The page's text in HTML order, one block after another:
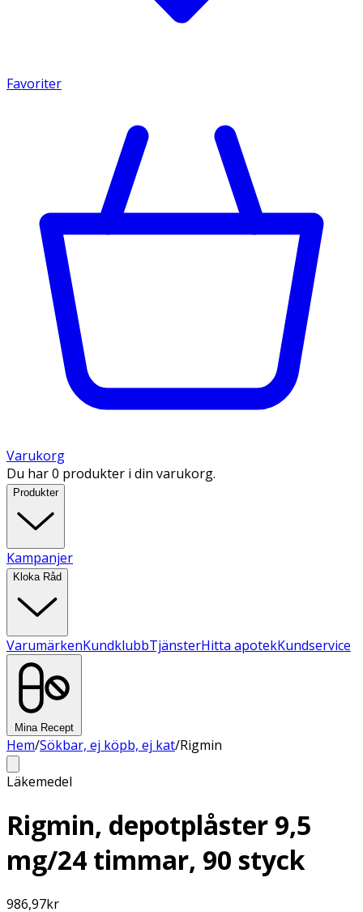
Favoriter
Varukorg
Du har 0 produkter i din varukorg.
Produkter
Kampanjer
Kloka Råd
VarumärkenKundklubbTjänsterHitta apotekKundservice
Mina Recept
Hem/Sökbar, ej köpb, ej kat/Rigmin
Läkemedel
Rigmin, depotplåster 9,5
mg/24 timmar, 90 styck
986,97kr